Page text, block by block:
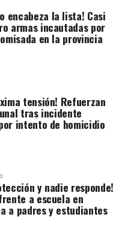
encabeza la lista! Casi
armas incautadas por
en la provincia
tensión! Refuerzan
tras incidente
intento de homicidio
y nadie responde!
a escuela en
a padres y estudiantes